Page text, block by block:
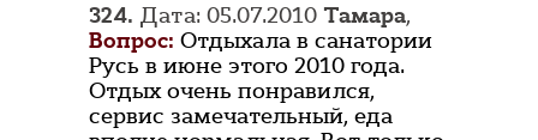
324. Дата: 05.07.2010 Тамара,
Вопрос: Отдыхала в санатории
Русь в июне этого 2010 года.
Отдых очень понравился,
сервис замечательный, еда